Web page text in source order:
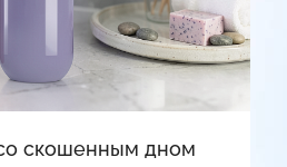
скошенным дном